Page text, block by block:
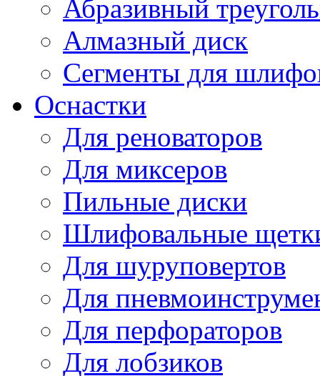
Абразивный
Алмазный диск
Сегменты для
Оснастки
Для реноваторов
Для миксеров
Пильные диски
Шлифовальные
Для шуруповертов
Для
Для перфораторов
Для лобзиков